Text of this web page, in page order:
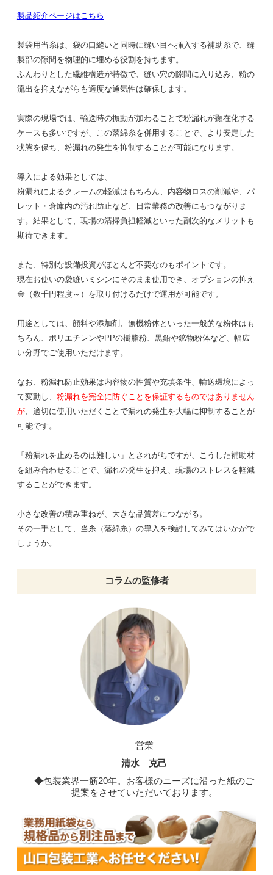
製品紹介ページはこちら
製袋用当糸は、袋の口縫いと同時に縫い目へ挿入する補助糸で、縫
製部の隙間を物理的に埋める役割を持ちます。
ふんわりとした繊維構造が特徴で、縫い穴の隙間に入り込み、粉の
流出を抑えながらも適度な通気性は確保します。
実際の現場では、輸送時の振動が加わることで粉漏れが顕在化する
ケースも多いですが、この落綿糸を併用することで、より安定した
状態を保ち、粉漏れの発生を抑制することが可能になります。
導入による効果としては、
粉漏れによるクレームの軽減はもちろん、内容物ロスの削減や、パ
レット・倉庫内の汚れ防止など、日常業務の改善にもつながりま
す。結果として、現場の清掃負担軽減といった副次的なメリットも
期待できます。
また、特別な設備投資がほとんど不要なのもポイントです。
現在お使いの袋縫いミシンにそのまま使用でき、オプションの抑え
金（数千円程度～）を取り付けるだけで運用が可能です。
用途としては、顔料や添加剤、無機粉体といった一般的な粉体はも
ちろん、ポリエチレンやPPの樹脂粉、黒鉛や鉱物粉体など、幅広
い分野でご使用いただけます。
なお、粉漏れ防止効果は内容物の性質や充填条件、輸送環境によっ
て変動し、 粉漏れを完全に防ぐことを保証するものではありません
が、適切に使用いただくことで漏れの発生を大幅に抑制することが
可能です。
「粉漏れを止めるのは難しい」とされがちですが、こうした補助材
を組み合わせることで、漏れの発生を抑え、現場のストレスを軽減
することができます。
小さな改善の積み重ねが、大きな品質差につながる。
その一手として、当糸（落綿糸）の導入を検討してみてはいかがで
しょうか。
コラムの監修者
営業
清水 克己
◆包装業界一筋20年。お客様のニーズに沿った紙のご
提案をさせていただいております。